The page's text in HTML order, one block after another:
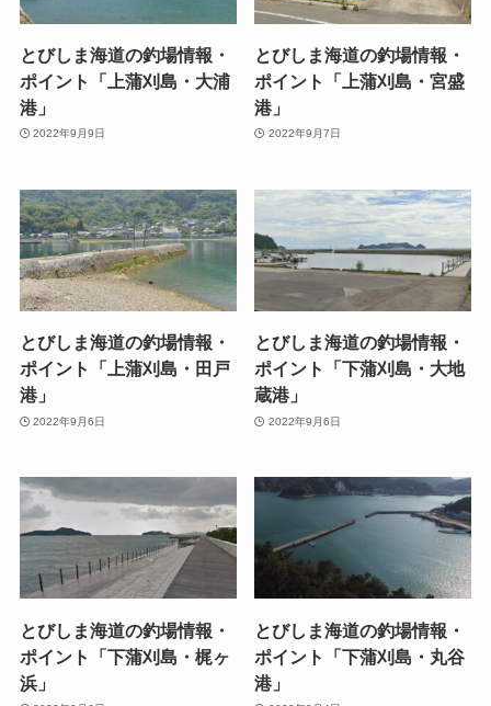
とびしま海道の釣場情報・
ポイント「上蒲刈島・大浦
港」
2022年9月9日
とびしま海道の釣場情報・
ポイント「上蒲刈島・宮盛
港」
2022年9月7日
とびしま海道の釣場情報・
ポイント「上蒲刈島・田戸
港」
2022年9月6日
とびしま海道の釣場情報・
ポイント「下蒲刈島・大地
蔵港」
2022年9月6日
とびしま海道の釣場情報・
ポイント「下蒲刈島・梶ヶ
浜」
とびしま海道の釣場情報・
ポイント「下蒲刈島・丸谷
港」